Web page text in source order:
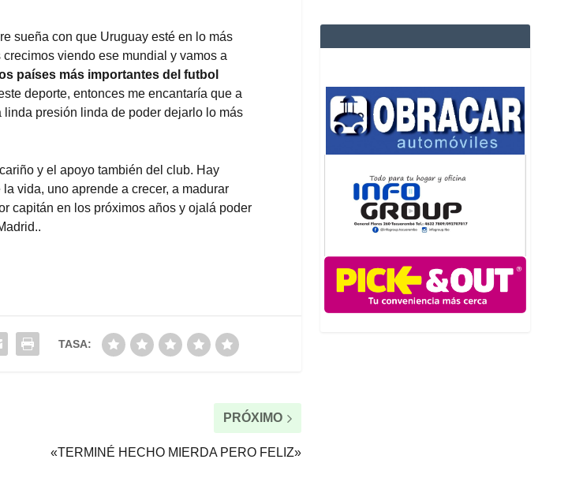
sueña con que Uruguay esté en lo más
viendo ese mundial y vamos a
países más importantes del futbol
deporte, entonces me encantaría que a
presión linda de poder dejarlo lo más
y el apoyo también del club. Hay
vida, uno aprende a crecer, a madurar
capitán en los próximos años y ojalá poder
TASA:
PRÓXIMO
«TERMINÉ HECHO MIERDA PERO FELIZ»